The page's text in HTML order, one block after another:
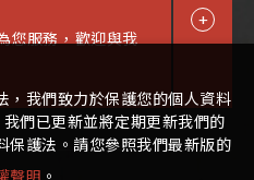
您服務，歡迎與我
，我們致力於保護您的個人資料
們已更新並將定期更新我們的
保護法。請您參照我們最新版的
聲明 。